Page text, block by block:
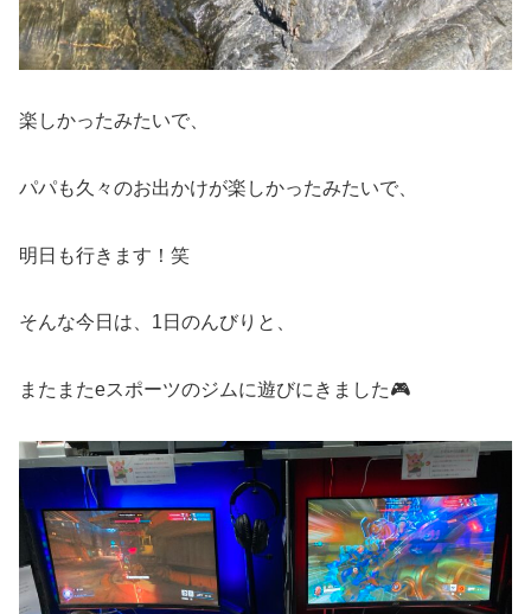
楽しかったみたいで、
パパも久々のお出かけが楽しかったみたいで、
明日も行きます！笑
そんな今日は、1日のんびりと、
またまたeスポーツのジムに遊びにきました🎮